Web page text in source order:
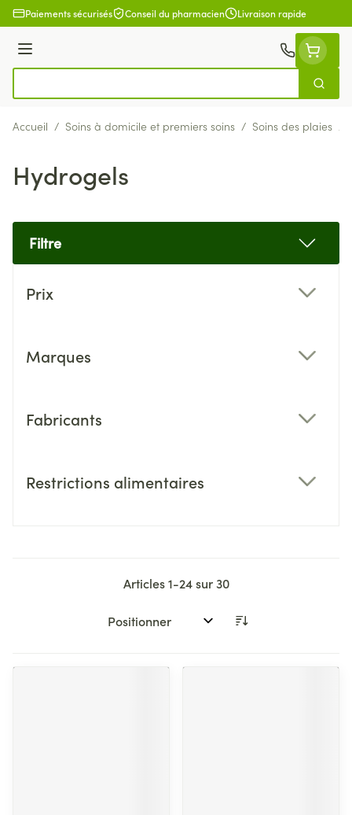
Aller au contenu
Paiements sécurisés Conseil du pharmacien Livraison rapide
Menu
Accueil / Soins à domicile et premiers soins / Soins des plaies /
Hydrogels
Filtre
Prix
Marques
Fabricants
Restrictions alimentaires
Articles1-24sur30
Trier par: